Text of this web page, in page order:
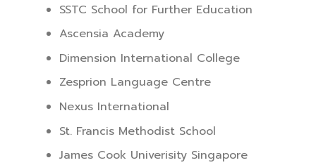
SSTC School for Further Education
Ascensia Academy
Dimension International College
Zesprion Language Centre
Nexus International
St. Francis Methodist School
James Cook Univerisity Singapore